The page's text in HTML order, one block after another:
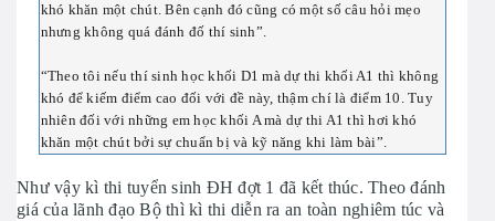
khó khăn một chút. Bên cạnh đó cũng có một số câu hỏi mẹo
nhưng không quá đánh đố thí sinh”.
“Theo tôi nếu thí sinh học khối D1 mà dự thi khối A1 thì không
khó để kiếm điểm cao đối với đề này, thậm chí là điểm 10. Tuy
nhiên đối với những em học khối A mà dự thi A1 thì hơi khó
khăn một chút bởi sự chuẩn bị và kỹ năng khi làm bài”.
Như vậy kì thi tuyển sinh ĐH đợt 1 đã kết thúc. Theo đánh
giá của lãnh đạo Bộ thì kì thi diễn ra an toàn nghiêm túc và